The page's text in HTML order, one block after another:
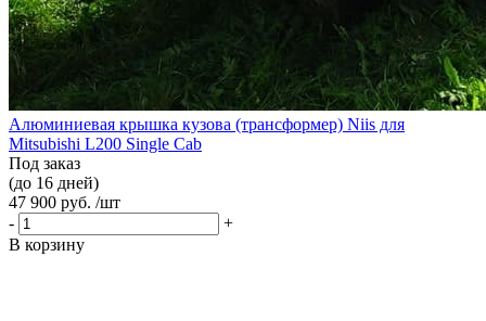
Алюминиевая крышка кузова (трансформер) Niis для
Mitsubishi L200 Single Cab
Под заказ
(до 16 дней)
47 900 руб. /шт
-
+
В корзину